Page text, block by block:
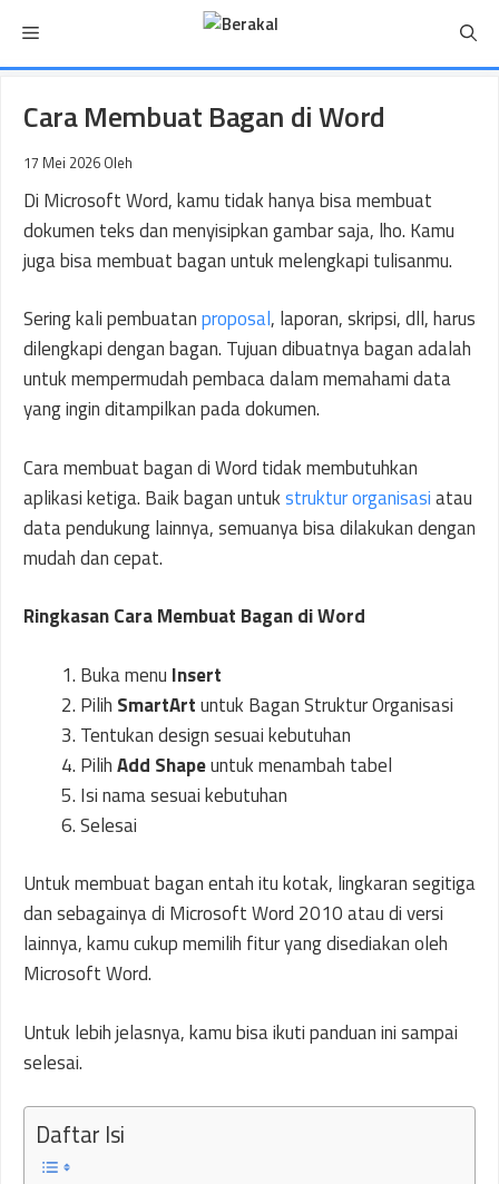
isi
Menu
Cara Membuat Bagan di Word
17 Mei 2026 Oleh
Di Microsoft Word, kamu tidak hanya bisa membuat
dokumen teks dan menyisipkan gambar saja, lho. Kamu
juga bisa membuat bagan untuk melengkapi tulisanmu.
Sering kali pembuatanproposal, laporan, skripsi, dll, harus
dilengkapi dengan bagan. Tujuan dibuatnya bagan adalah
untuk mempermudah pembaca dalam memahami data
yang ingin ditampilkan pada dokumen.
Cara membuat bagan di Word tidak membutuhkan
aplikasi ketiga. Baik bagan untukstruktur organisasiatau
data pendukung lainnya, semuanya bisa dilakukan dengan
mudah dan cepat.
Ringkasan Cara Membuat Bagan di Word
Buka menu Insert
Pilih SmartArtuntuk Bagan Struktur Organisasi
Tentukan design sesuai kebutuhan
PilihAdd Shapeuntuk menambah tabel
Isi nama sesuai kebutuhan
Selesai
Untuk membuat bagan entah itu kotak, lingkaran segitiga
dan sebagainya di Microsoft Word 2010 atau di versi
lainnya, kamu cukup memilih fitur yang disediakan oleh
Microsoft Word.
Untuk lebih jelasnya, kamu bisa ikuti panduan ini sampai
selesai.
Daftar Isi